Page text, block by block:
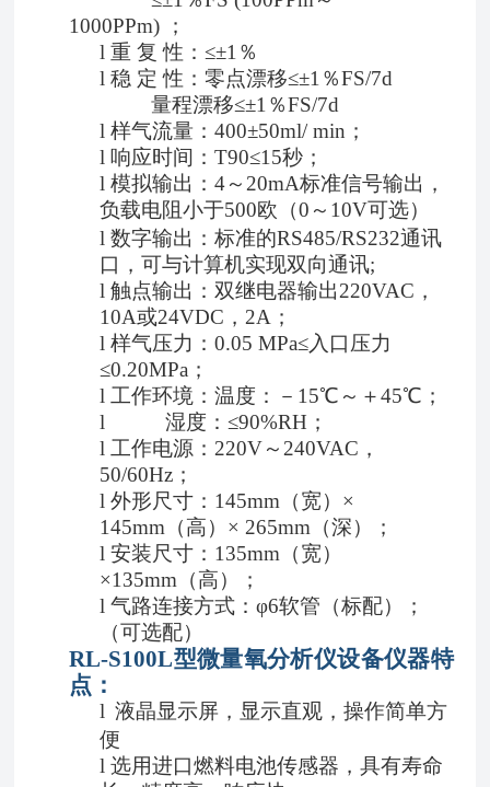
1000PPm)
；
l重 复 性：≤±1％
l稳 定 性：零点漂移≤±1％FS/7d
量程漂移≤±1％FS/7d
l样气流量：400±50ml/ min；
l响应时间：T90≤15秒；
l模拟输出：4～20mA标准信号输出 ，
负载电阻小于500欧 （0～10V可选）
l数字输出：标准的RS485/RS232通讯
口，可与计算机实现双向通讯;
l触点输出：双继电器输出220VAC，
10A或24VDC，2A；
l样气压力：0.05 MPa≤入口压力
≤0.20MPa；
l工作环境：温度：－ 15℃～＋45℃；
l
湿度：≤90%RH；
l工作电源：220V～240VAC，
50/60Hz；
l外形尺寸： 145mm（宽）×
145mm（高）× 265mm（深）
；
l安装尺寸： 135mm（宽）
×135mm（高）
；
l气路连接方式：φ6软管（标配）；
（可选配）
RL-S100L型微量氧分析仪设备仪器特
点：
l 液晶显示屏，显示直观，操作简单方
便
l选用进口燃料电池传感器，具有寿命